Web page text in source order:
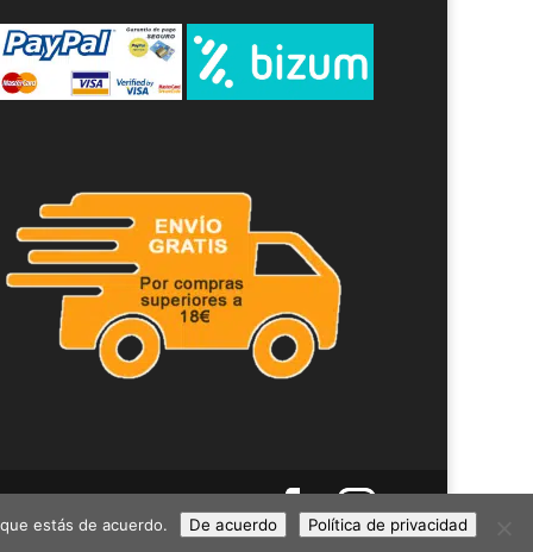
estás de acuerdo. De acuerdo Política de privacidad